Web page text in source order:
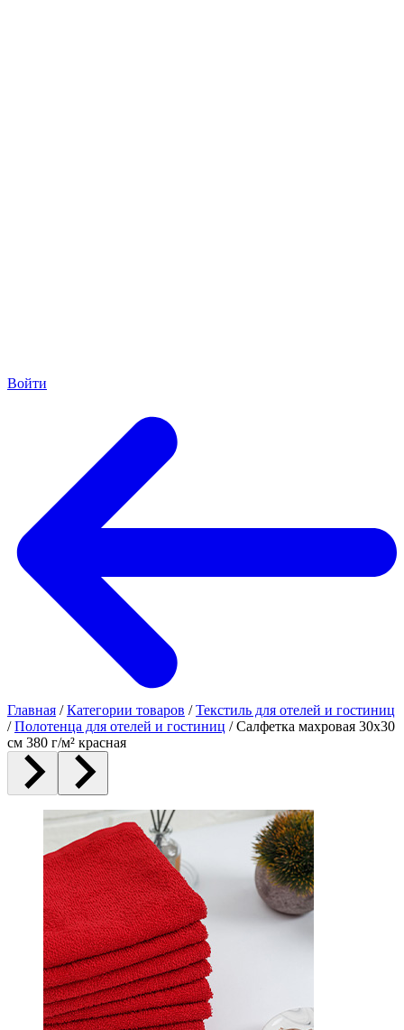
Войти
Главная / Категории товаров / Текстиль для отелей и гостиниц
/ Полотенца для отелей и гостиниц / Салфетка махровая 30х30
см 380 г/м² красная